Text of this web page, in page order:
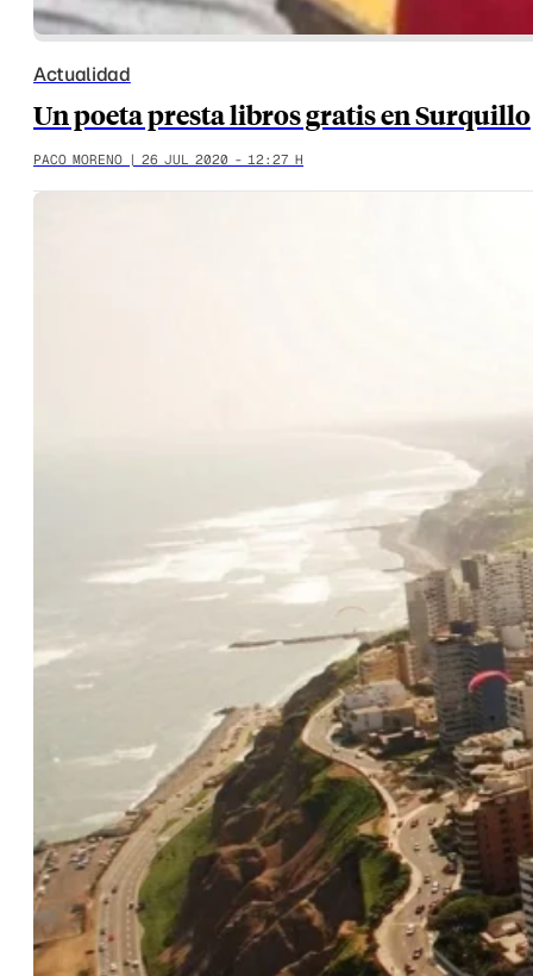
Actualidad
Un poeta presta libros gratis en Surquillo
PACO MORENO | 26 JUL 2020 - 12:27 H